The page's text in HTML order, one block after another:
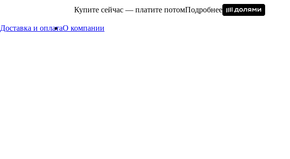
Купите сейчас — платите потомПодробнее
Доставка и оплатаО компании